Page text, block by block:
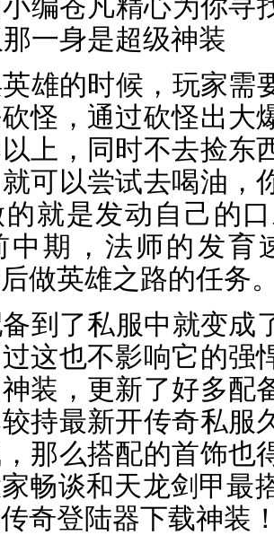
编苍凡精心为你寻
一身是超级神装
雄的时候，玩家需
怪，通过砍怪出大
上，同时不去捡东
可以尝试去喝油，
就是发动自己的
中期，法师的发育
做英雄之路的任务
到了私服中就变成
这也不影响它的强
装，更新了好多配
持最新开传奇私服
那么搭配的首饰也
畅谈和天龙剑甲最
奇登陆器下载神装